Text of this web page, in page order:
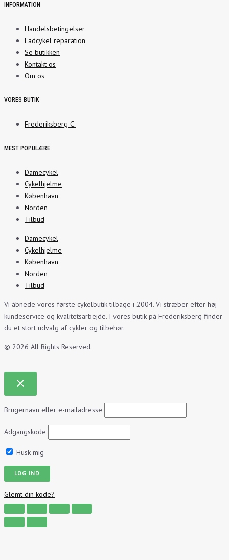
INFORMATION
Handelsbetingelser
Ladcykel reparation
Se butikken
Kontakt os
Om os
VORES BUTIK
Frederiksberg C.
MEST POPULÆRE
Damecykel
Cykelhjelme
København
Norden
Tilbud
Damecykel
Cykelhjelme
København
Norden
Tilbud
Vi åbnede vores første cykelbutik tilbage i 2004. Vi stræber efter høj
kundeservice og kvalitetsarbejde. I vores butik på Frederiksberg finder
du et stort udvalg af cykler og tilbehør.
© 2026 All Rights Reserved.
Brugernavn eller e-mailadresse
Adgangskode
Husk mig
Glemt din kode?